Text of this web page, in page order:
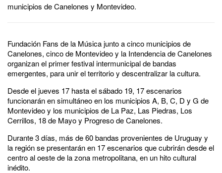
municipios de Canelones y Montevideo.
Fundación Fans de la Música junto a cinco municipios de
Canelones, cinco de Montevideo y la Intendencia de Canelones
organizan el primer festival intermunicipal de bandas
emergentes, para unir el territorio y descentralizar la cultura.
Desde el jueves 17 hasta el sábado 19, 17 escenarios
funcionarán en simultáneo en los municipios A, B, C, D y G de
Montevideo y los municipios de La Paz, Las Piedras, Los
Cerrillos, 18 de Mayo y Progreso de Canelones.
Durante 3 días, más de 60 bandas provenientes de Uruguay y
la región se presentarán en 17 escenarios que cubrirán desde el
centro al oeste de la zona metropolitana, en un hito cultural
inédito.